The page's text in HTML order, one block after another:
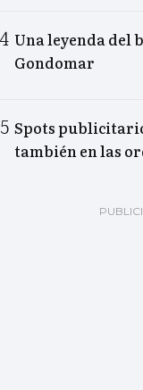
Una leyenda del
Gondomar
Spots
también en las